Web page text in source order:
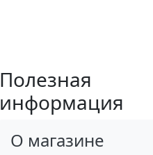
Полезная
информация
О магазине